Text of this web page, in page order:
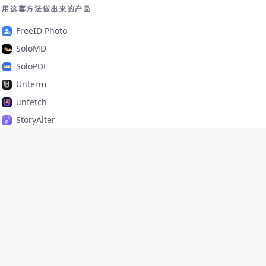
用这套方法做出来的产品
FreeID Photo
SoloMD
SoloPDF
Unterm
unfetch
StoryAlter